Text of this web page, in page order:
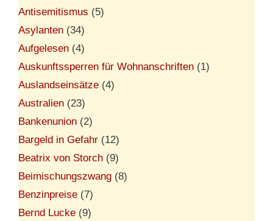
Antisemitismus (5)
Asylanten (34)
Aufgelesen (4)
Auskunftssperren für Wohnanschriften (1)
Auslandseinsätze (4)
Australien (23)
Bankenunion (2)
Bargeld in Gefahr (12)
Beatrix von Storch (9)
Beimischungszwang (8)
Benzinpreise (7)
Bernd Lucke (9)